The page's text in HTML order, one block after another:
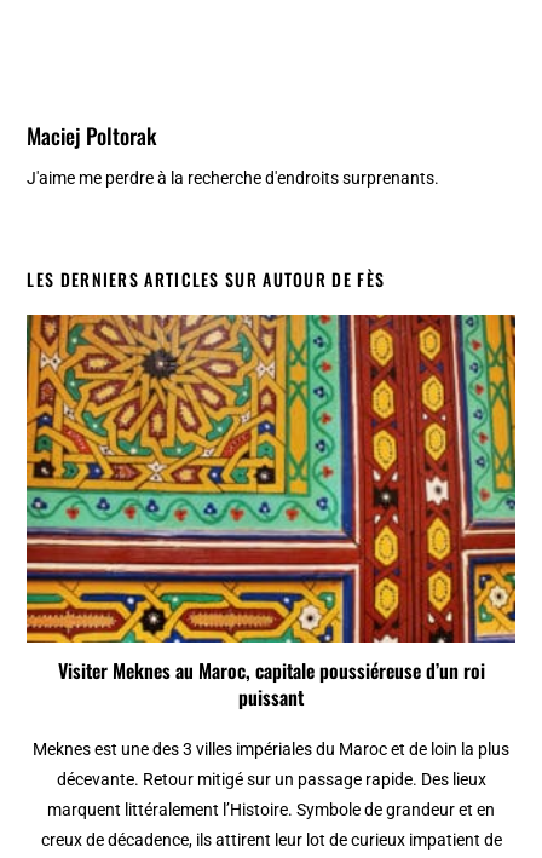
Maciej Poltorak
J'aime me perdre à la recherche d'endroits surprenants.
LES DERNIERS ARTICLES SUR AUTOUR DE FÈS
Visiter Meknes au Maroc, capitale poussiéreuse d’un roi
puissant
Meknes est une des 3 villes impériales du Maroc et de loin la plus
décevante. Retour mitigé sur un passage rapide. Des lieux
marquent littéralement l’Histoire. Symbole de grandeur et en
creux de décadence, ils attirent leur lot de curieux impatient de